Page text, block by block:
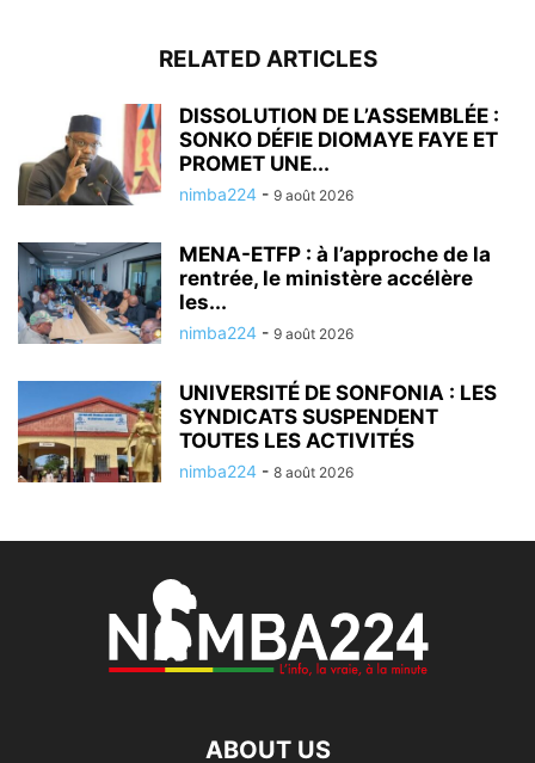
RELATED ARTICLES
DISSOLUTION DE L’ASSEMBLÉE :
SONKO DÉFIE DIOMAYE FAYE ET
PROMET UNE...
nimba224 - 9 août 2026
MENA-ETFP : à l’approche de la
rentrée, le ministère accélère
les...
nimba224 - 9 août 2026
UNIVERSITÉ DE SONFONIA : LES
SYNDICATS SUSPENDENT
TOUTES LES ACTIVITÉS
nimba224 - 8 août 2026
ABOUT US